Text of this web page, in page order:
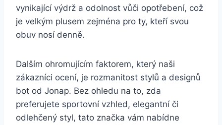
vynikající výdrž a odolnost vůči opotřebení, což
je velkým plusem ⁣zejména pro ​ty, ⁤kteří ⁢svou
obuv ⁢nosí ⁤denně.
Dalším ohromujícím faktorem, ‍který naši
zákazníci ocení, je rozmanitost stylů a designů​
bot od Jonap. Bez ‌ohledu na​ to, zda‌
preferujete ‌sportovní vzhled, elegantní či
odlehčený styl, tato ⁢značka vám nabídne